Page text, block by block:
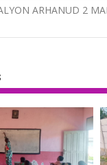
ARHANUD 2